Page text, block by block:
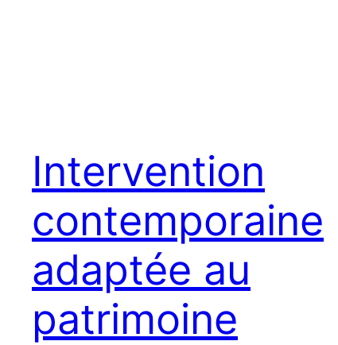
Intervention
contemporaine
adaptée au
patrimoine